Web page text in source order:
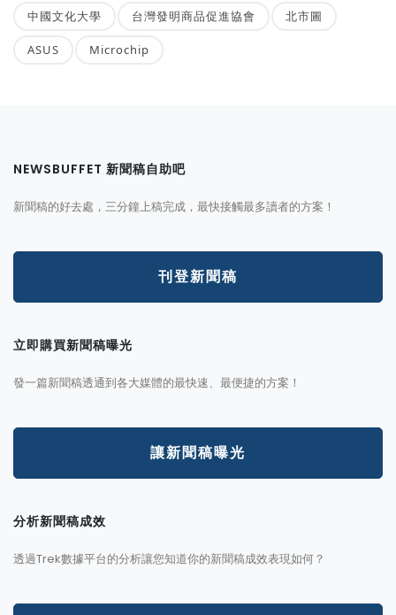
中國文化大學 台灣發明商品促進協會 北市圖
ASUS Microchip
NEWSBUFFET 新聞稿自助吧
新聞稿的好去處，三分鐘上稿完成，最快接觸最多讀者的方案！
刊登新聞稿
立即購買新聞稿曝光
發一篇新聞稿透通到各大媒體的最快速、最便捷的方案！
讓新聞稿曝光
分析新聞稿成效
透過Trek數據平台的分析讓您知道你的新聞稿成效表現如何？